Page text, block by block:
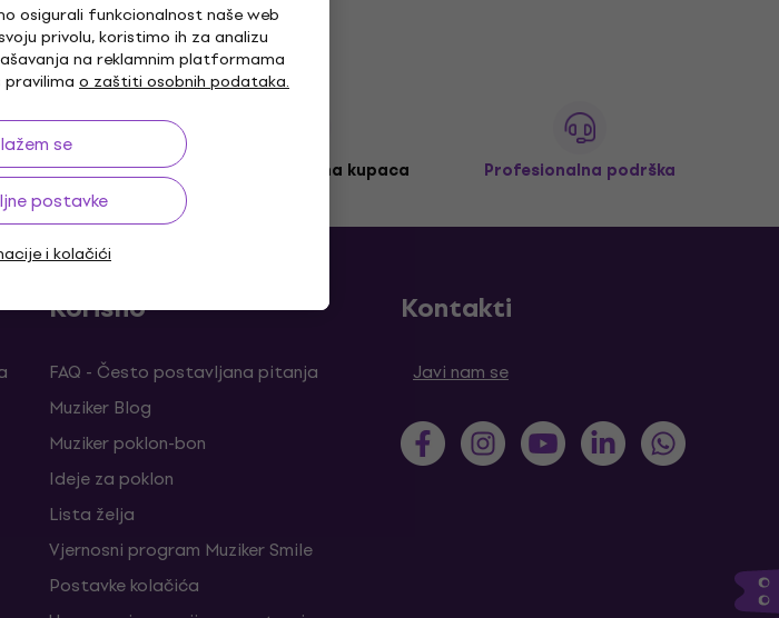
osigurali funkcionalnost naše web
privolu, koristimo ih za analizu
na reklamnim platformama
o zaštiti osobnih podataka.
se
postavke
i kolačići
dostavaod 169 € Više od 3 milijuna kupaca Profesionalna podrška
Korisno
FAQ - Često postavljana pitanja
Muziker Blog
Muziker poklon-bon
Ideje za poklon
Lista želja
Vjernosni program Muziker Smile
Postavke kolačića
Kontakti
Javi nam se